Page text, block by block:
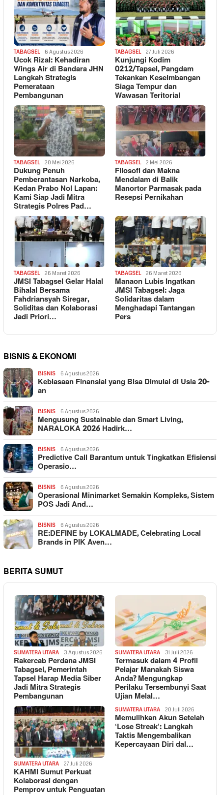
TABAGSEL 6 Agustus 2026
Ucok Rizal: Kehadiran
Wings Air di Bandara JHN
Langkah Strategis
Pemerataan
Pembangunan
TABAGSEL 27 Juli 2026
Kunjungi Kodim
0212/Tapsel, Pangdam
Tekankan Keseimbangan
Siaga Tempur dan
Wawasan Teritorial
TABAGSEL 20 Mei 2026
Dukung Penuh
Pemberantasan Narkoba,
Kedan Prabo Nol Lapan:
Kami Siap Jadi Mitra
Strategis Polres Pad…
TABAGSEL 2 Mei 2026
Filosofi dan Makna
Mendalam di Balik
Manortor Parmasak pada
Resepsi Pernikahan
TABAGSEL 26 Maret 2026
JMSI Tabagsel Gelar Halal
Bihalal Bersama
Fahdriansyah Siregar,
Soliditas dan Kolaborasi
Jadi Priori…
TABAGSEL 26 Maret 2026
Manaon Lubis Ingatkan
JMSI Tabagsel: Jaga
Solidaritas dalam
Menghadapi Tantangan
Pers
BISNIS & EKONOMI
BISNIS 6 Agustus 2026
Kebiasaan Finansial yang Bisa Dimulai di Usia 20-
an
BISNIS 6 Agustus 2026
Mengusung Sustainable dan Smart Living,
NARALOKA 2026 Hadirk…
BISNIS 6 Agustus 2026
Predictive Call Barantum untuk Tingkatkan Efisiensi
Operasio…
BISNIS 6 Agustus 2026
Operasional Minimarket Semakin Kompleks, Sistem
POS Jadi And…
BISNIS 6 Agustus 2026
RE:DEFINE by LOKALMADE, Celebrating Local
Brands in PIK Aven…
BERITA SUMUT
SUMATERA UTARA 3 Agustus 2026
Rakercab Perdana JMSI
Tabagsel, Pemerintah
Tapsel Harap Media Siber
Jadi Mitra Strategis
Pembangunan
SUMATERA UTARA 31 Juli 2026
Termasuk dalam 4 Profil
Pelajar Manakah Siswa
Anda? Mengungkap
Perilaku Tersembunyi Saat
Ujian Melal…
SUMATERA UTARA 27 Juli 2026
KAHMI Sumut Perkuat
Kolaborasi dengan
Pemprov untuk Penguatan
SUMATERA UTARA 20 Juli 2026
Memulihkan Akun Setelah
‘Lose Streak’: Langkah
Taktis Mengembalikan
Kepercayaan Diri dal…